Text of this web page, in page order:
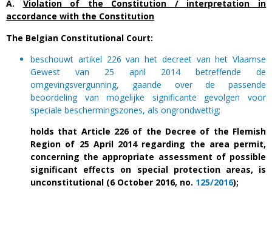
A. Violation of the Constitution / interpretation in
accordance with the Constitution
The Belgian Constitutional Court:
beschouwt artikel 226 van het decreet van het Vlaamse
Gewest van 25 april 2014 betreffende de
omgevingsvergunning, gaande over de passende
beoordeling van mogelijke significante gevolgen voor
speciale beschermingszones, als ongrondwettig;
holds that Article 226 of the Decree of the Flemish
Region of 25 April 2014 regarding the area permit,
concerning the appropriate assessment of possible
significant effects on special protection areas, is
unconstitutional (6 October 2016, no. 125/2016);